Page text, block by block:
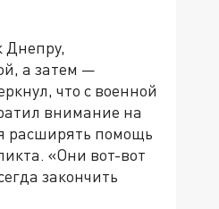
Днепру,
а затем —
что с военной
внимание на
расширять помощь
«Они вот-вот
закончить